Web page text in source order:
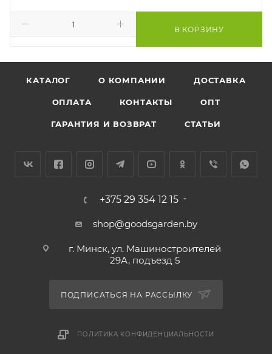
В КОРЗИНУ
КАТАЛОГ О КОМПАНИИ ДОСТАВКА
ОПЛАТА КОНТАКТЫ ОПТ
ГАРАНТИЯ И ВОЗВРАТ СТАТЬИ
+375 29 354 12 15
shop@goodsgarden.by
г. Минск, ул. Машиностроителей
29А, подъезд 5
ПОДПИСАТЬСЯ НА РАССЫЛКУ
ПОЛИТИКА КОНФИДЕНЦИАЛЬНОСТИ